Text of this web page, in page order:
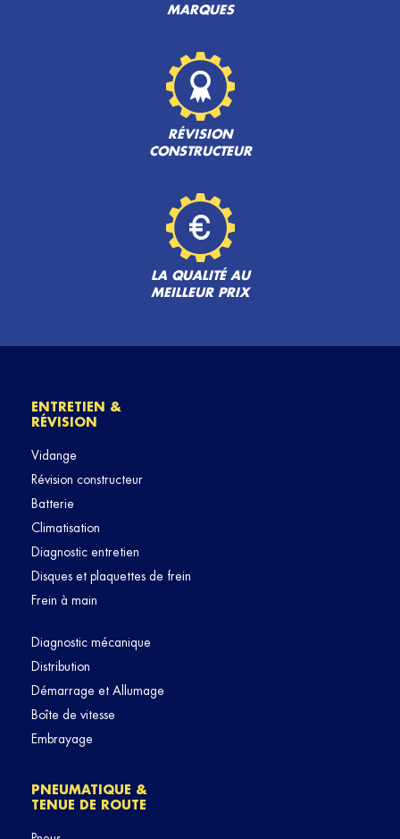
MARQUES
RÉVISION
CONSTRUCTEUR
LA QUALITÉ AU
MEILLEUR PRIX
ENTRETIEN &
RÉVISION
Vidange
Révision constructeur
Batterie
Climatisation
Diagnostic entretien
Disques et plaquettes de frein
Frein à main
Diagnostic mécanique
Distribution
Démarrage et Allumage
Boîte de vitesse
Embrayage
PNEUMATIQUE &
TENUE DE ROUTE